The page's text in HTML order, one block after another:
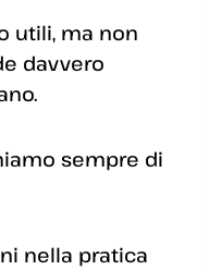
utili, ma non
davvero
sempre di
nella pratica